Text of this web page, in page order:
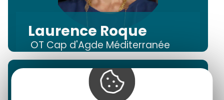
Laurence Roque
OT Cap d'Agde Méditerranée